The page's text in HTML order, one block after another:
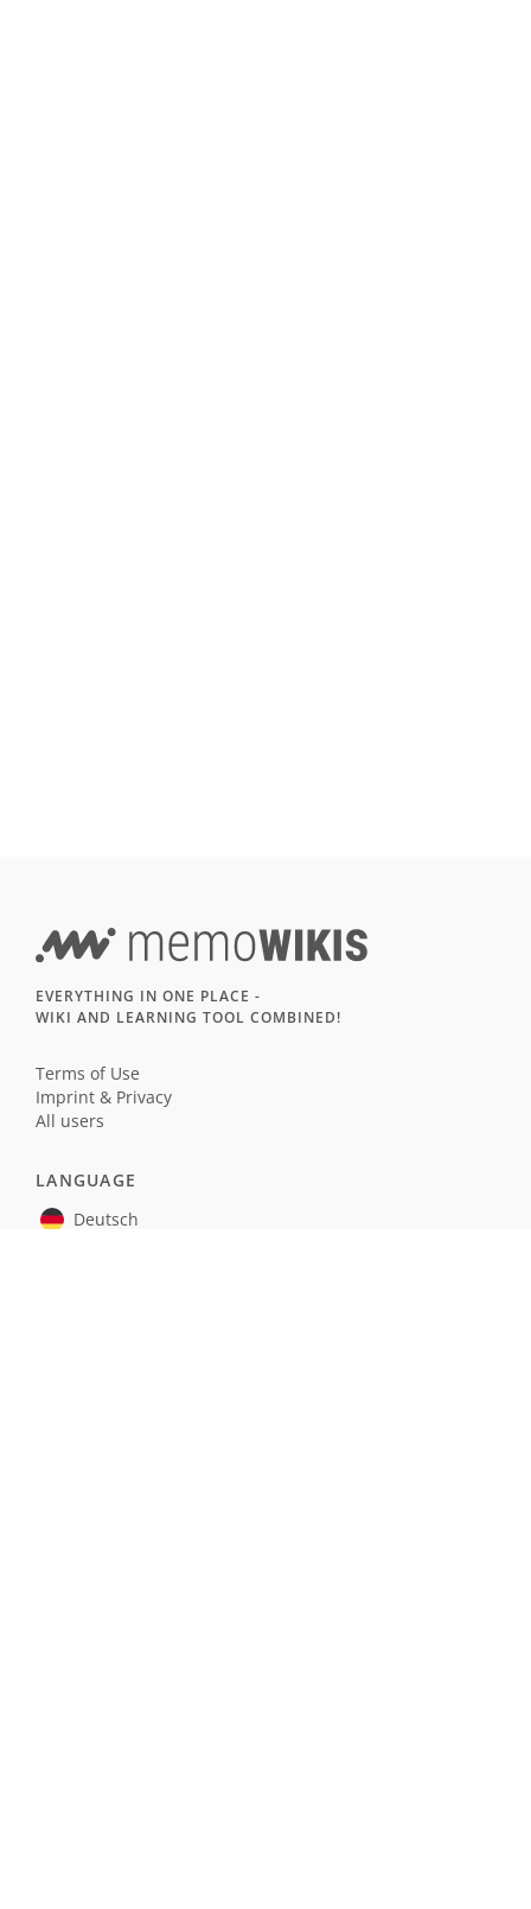
EVERYTHING IN ONE PLACE -
WIKI AND LEARNING TOOL COMBINED!
Terms of Use
Imprint & Privacy
All users
LANGUAGE
Deutsch